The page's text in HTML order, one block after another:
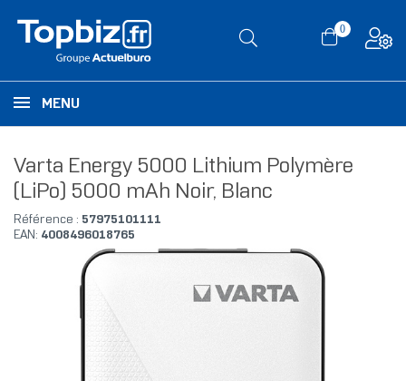
0
MENU
Varta Energy 5000 Lithium Polymère
(LiPo) 5000 mAh Noir, Blanc
Référence : 57975101111
EAN: 4008496018765